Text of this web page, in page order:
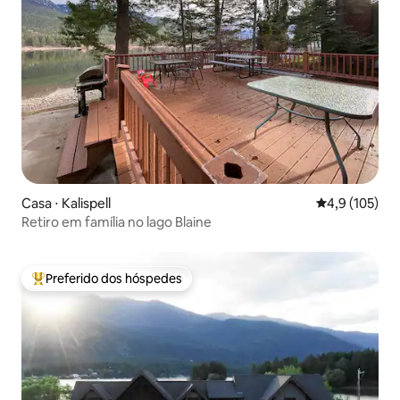
Casa ⋅ Kalispell 4,9 de uma
4,9 (105)
Retiro em família no lago Blaine
Entre os melhores preferidos dos hóspedes
Preferido dos hóspedes